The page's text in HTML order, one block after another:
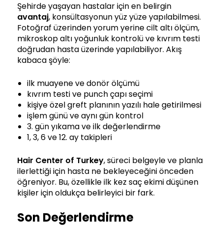
Şehirde yaşayan hastalar için en belirgin
avantaj, konsültasyonun yüz yüze yapılabilmesi.
Fotoğraf üzerinden yorum yerine cilt altı ölçüm,
mikroskop altı yoğunluk kontrolü ve kıvrım testi
doğrudan hasta üzerinde yapılabiliyor. Akış
kabaca şöyle:
ilk muayene ve donör ölçümü
kıvrım testi ve punch çapı seçimi
kişiye özel greft planının yazılı hale getirilmesi
işlem günü ve aynı gün kontrol
3. gün yıkama ve ilk değerlendirme
1, 3, 6 ve 12. ay takipleri
Hair Center of Turkey, süreci belgeyle ve planla
ilerlettiği için hasta ne bekleyeceğini önceden
öğreniyor. Bu, özellikle ilk kez saç ekimi düşünen
kişiler için oldukça belirleyici bir fark.
Son Değerlendirme